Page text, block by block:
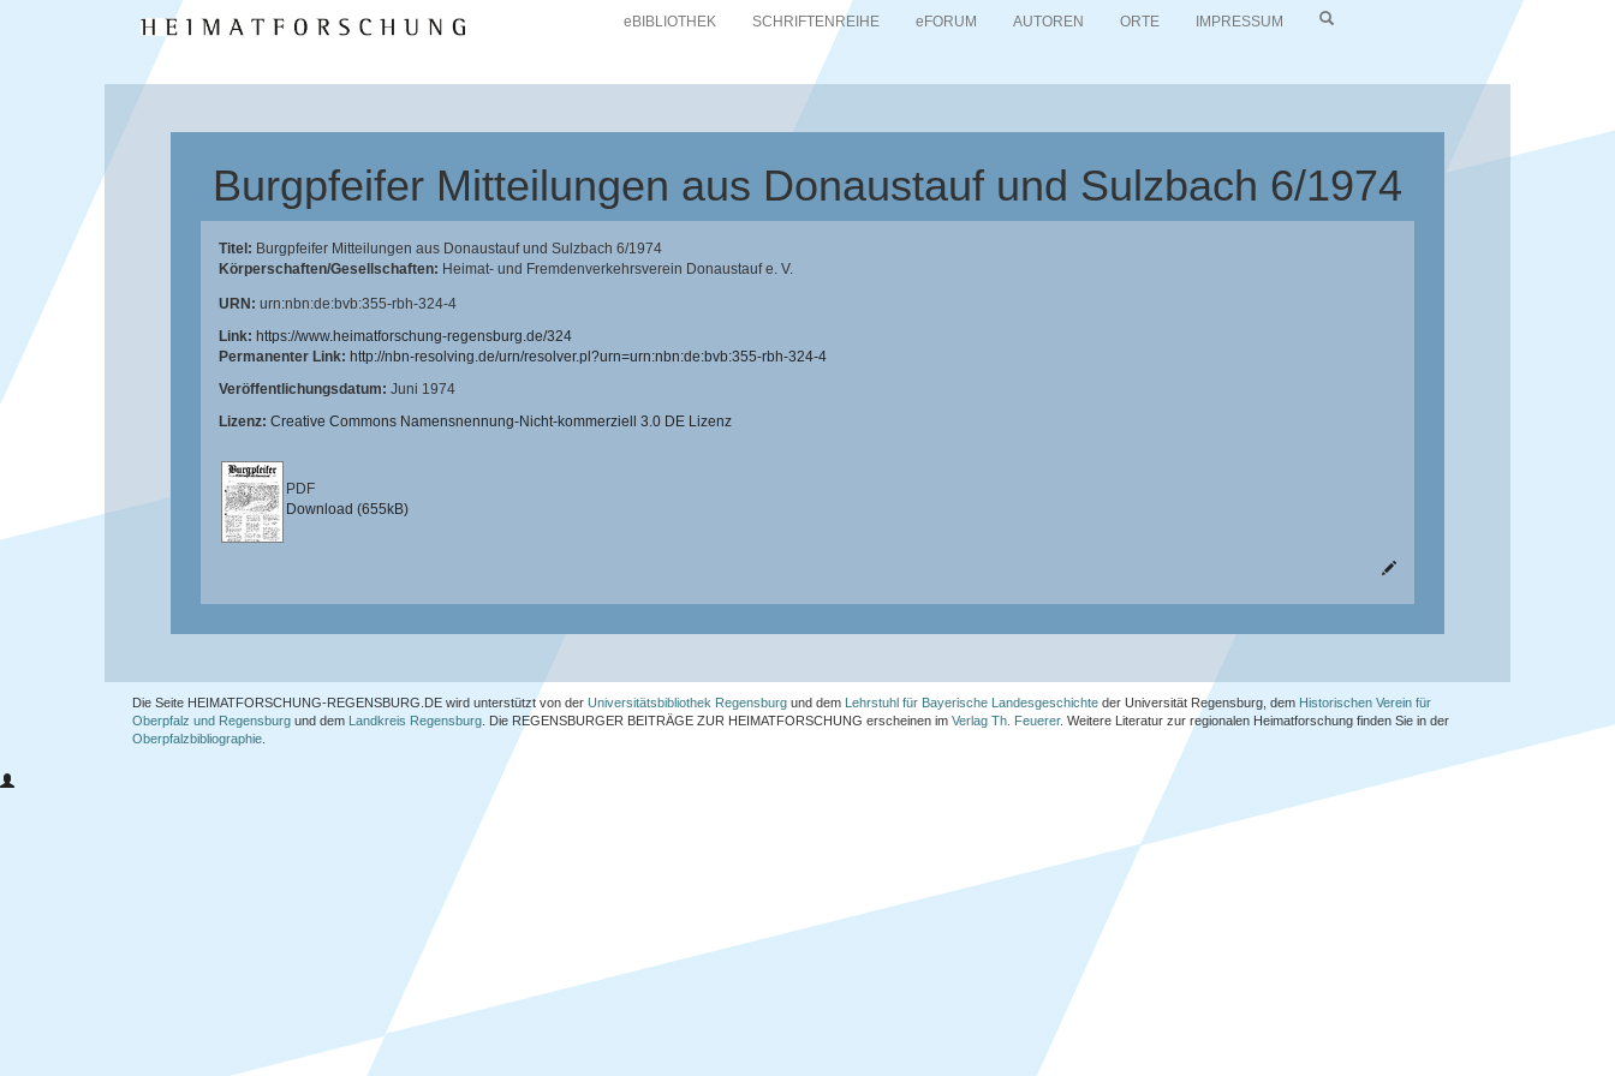
eBIBLIOTHEK SCHRIFTENREIHE eFORUM AUTOREN ORTE IMPRESSUM
Burgpfeifer Mitteilungen aus Donaustauf und Sulzbach 6/1974
Titel: Burgpfeifer Mitteilungen aus Donaustauf und Sulzbach 6/1974
Körperschaften/Gesellschaften: Heimat- und Fremdenverkehrsverein Donaustauf e. V.
URN: urn:nbn:de:bvb:355-rbh-324-4
Link: https://www.heimatforschung-regensburg.de/324
Permanenter Link: http://nbn-resolving.de/urn/resolver.pl?urn=urn:nbn:de:bvb:355-rbh-324-4
Veröffentlichungsdatum: Juni 1974
Lizenz: Creative Commons Namensnennung-Nicht-kommerziell 3.0 DE Lizenz
PDF
Download (655kB)
Die Seite HEIMATFORSCHUNG-REGENSBURG.DE wird unterstützt von der Universitätsbibliothek Regensburg und dem Lehrstuhl für Bayerische Landesgeschichte der Universität Regensburg, dem Historischen Verein für
Oberpfalz und Regensburg und dem Landkreis Regensburg . Die REGENSBURGER BEITRÄGE ZUR HEIMATFORSCHUNG erscheinen im Verlag Th. Feuerer. Weitere Literatur zur regionalen Heimatforschung finden Sie in der
Oberpfalzbibliographie